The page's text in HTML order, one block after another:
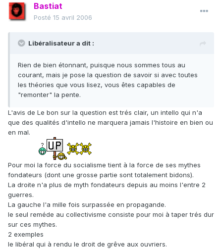
Bastiat
Posté 15 avril 2006
Libéralisateur a dit :
Rien de bien étonnant, puisque nous sommes tous au
courant, mais je pose la question de savoir si avec toutes
les théories que vous lisez, vous êtes capables de
"remonter" la pente.
L'avis de Le bon sur la question est trés clair, un intello qui n'a
que des qualités d'intello ne marquera jamais l'histoire en bien ou
en mal.
Pour moi la force du socialisme tient à la force de ses mythes
fondateurs (dont une grosse partie sont totalement bidons).
La droite n'a plus de myth fondateurs depuis au moins l'entre 2
guerres.
La gauche l'a mille fois surpassée en propagande.
le seul reméde au collectivisme consiste pour moi à taper trés dur
sur ces mythes.
2 exemples
le libéral qui à rendu le droit de grêve aux ouvriers.